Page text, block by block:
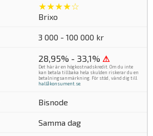
★★★★☆
Brixo
3 000 - 100 000 kr
28,95% - 33,1% ⚠
Det här är en högkostnadskredit. Om du inte
kan betala tillbaka hela skulden riskerar du en
betalningsanmärkning. För stöd, vänd dig till
hallåkonsument.se
Bisnode
Samma dag